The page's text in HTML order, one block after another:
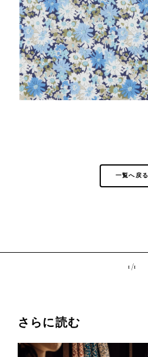
一覧へ戻る
1 /1
さらに読む